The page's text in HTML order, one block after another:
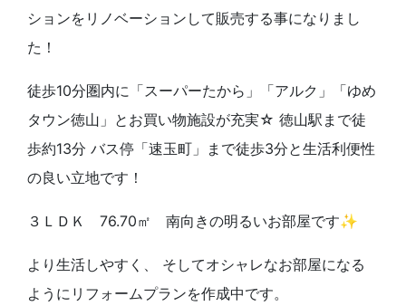
ションをリノベーションして販売する事になりまし
た！
徒歩10分圏内に「スーパーたから」「アルク」「ゆめ
タウン徳山」とお買い物施設が充実☆ 徳山駅まで徒
歩約13分 バス停「速玉町」まで徒歩3分と生活利便性
の良い立地です！
３ＬＤＫ 76.70㎡ 南向きの明るいお部屋です✨
より生活しやすく、 そしてオシャレなお部屋になる
ようにリフォームプランを作成中です。